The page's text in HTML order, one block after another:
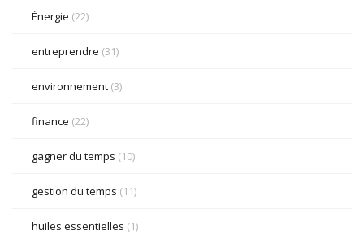
Énergie (22)
entreprendre (31)
environnement (3)
finance (22)
gagner du temps (10)
gestion du temps (11)
huiles essentielles (1)